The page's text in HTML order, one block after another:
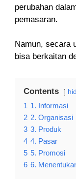
perubahan
pemasaran.
Namun, secara
bisa berkaitan
Contents
1 1. Informasi
2 2. Organisasi
3 3. Produk
4 4. Pasar
5 5. Promosi
6 6.